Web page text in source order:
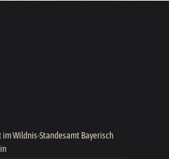
im Wildnis-Standesamt Bayerisch